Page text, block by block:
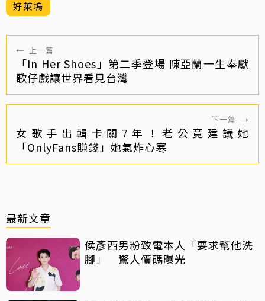
好萊塢
← 上一篇
「In Her Shoes」第二季登場 陳亞蘭一生奉獻
歌仔戲讓世界看見台灣
下一篇 →
女歌手出輯卡關7年！老公竟建議她
「OnlyFans賺錢」她氣炸心寒
最新文章
侯彥西男粉致電本人「要求幫他洗
腳」 驚人價碼曝光